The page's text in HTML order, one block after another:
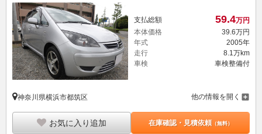
支払総額 59.4万円
本体価格
39.6万円
年式
2005年
走行
8.1万km
車検
車検整備付
神奈川県横浜市都筑区 他の情報を開く
お気に入り追加 在庫確認・見積依頼（無料）